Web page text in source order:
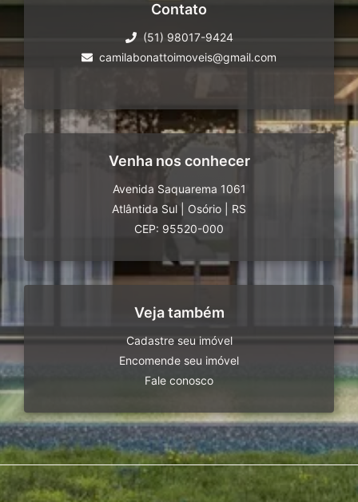
Contato
(51) 98017-9424
camilabonattoimoveis@gmail.com
Venha nos conhecer
Avenida Saquarema 1061
Atlântida Sul
Osório
RS
CEP: 95520-000
Veja também
Cadastre seu imóvel
Encomende seu imóvel
Fale conosco